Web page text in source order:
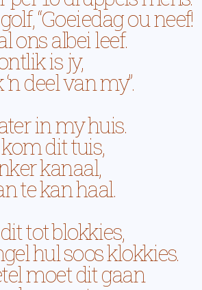
“Goeiedag ou neef!
ons albei leef.
is jy,
deel van my”.
in my huis.
dit tuis,
kanaal,
te kan haal.
tot blokkies,
hul soos klokkies.
moet dit gaan